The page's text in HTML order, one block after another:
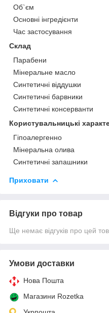
Об`єм
Основні інгредієнти
Час застосування
Склад
Парабени
Мінеральне масло
Синтетичні віддушки
Синтетичні барвники
Синтетичні консерванти
Користувальницькі
Гіпоалергенно
Мінеральна олива
Синтетичні запашники
Приховати
Відгуки про товар
Ще немає відгуків про цей
Умови доставки
Нова Пошта
Магазини Rozetka